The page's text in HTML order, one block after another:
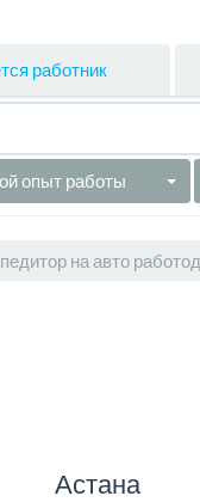
работник
опыт работы
на авто
Астана